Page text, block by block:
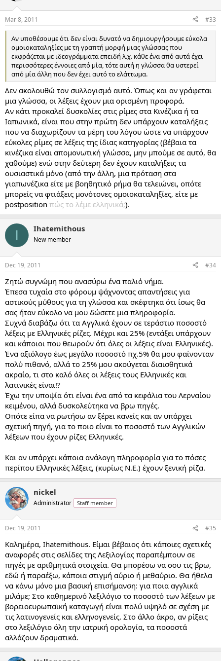
Mar 8, 2011 #33
Αν υποθέσουμε ότι δεν είναι δυνατό να δημιουργήσουμε εύκολα
ομοιοκαταληξίες με τη γραπτή μορφή μιας γλώσσας που
εκφράζεται με ιδεογράμματα επειδή λ.χ. κάθε ένα από αυτά έχει
περισσότερες έννοιες από μία, τότε αυτή η γλώσσα θα υστερεί
από μία άλλη που δεν έχει αυτό το ελάττωμα.
Δεν ακολουθώ τον συλλογισμό αυτό. Όπως και αν γράφεται
μια γλώσσα, οι λέξεις έχουν μια ορισμένη προφορά.
Αν κάτι προκαλεί δυσκολίες στις ρίμες στα Κινέζικα ή τα
Ιαπωνικά, είναι που στην πρώτη δεν υπάρχουν καταλήξεις
που να διαχωρίζουν τα μέρη του λόγου ώστε να υπάρχουν
εύκολες ρίμες σε λέξεις της ίδιας κατηγορίας (βέβαια τα
κινέζικα είναι απομονωτική γλώσσα, μην μπούμε σε αυτό, θα
χαθούμε) ενώ στην δεύτερη δεν έχουν καταλήξεις τα
ουσιαστικά μόνο (από την άλλη, μια πρόταση στα
γιαπωνέζικα είτε με βοηθητικό ρήμα θα τελειώνει, οπότε
μπορείς να φτιάξεις μονότονες ομοιοκαταληξίες, είτε με
postposition πώς το λέμε ελληνικά;).
I Ihatemithous
New member
Dec 19, 2011 #34
Ζητώ συγνώμη που ανασύρω ένα παλιό νήμα.
Έπεσα τυχαία στο φόρουμ ψάχνοντας απαντήσεις για
αστικούς μύθους για τη γλώσσα και σκέφτηκα ότι ίσως θα
σας ήταν εύκολο να μου δώσετε μια πληροφορία.
Συχνά διαβάζω ότι τα Αγγλικά έχουν σε τεράστιο ποσοστό
λέξεις με Ελληνικές ρίζες. Μέχρι και 25% (εντάξει υπάρχουν
και κάποιοι που θεωρούν ότι όλες οι λέξεις είναι Ελληνικές).
Ένα αξιόλογο έως μεγάλο ποσοστό πχ.5% θα μου φαίνονταν
πολύ πιθανό, αλλά το 25% μου ακούγεται διαισθητικά
ακραίο, τι στο καλό όλες οι λέξεις τους Ελληνικές και
λατινικές είναι!?
Έχω την υποψία ότι είναι ένα από τα κεφάλια του Λερναίου
κειμένου, αλλά δυσκολεύτηκα να βρω πηγές.
Οπότε είπα να ρωτήσω αν ξέρει κανείς και αν υπάρχει
σχετική πηγή, για το ποιο είναι το ποσοστό των Αγγλικών
λέξεων που έχουν ρίζες Ελληνικές.
Και αν υπάρχει κάποια ανάλογη πληροφορία για το πόσες
περίπου Ελληνικές λέξεις, (κυρίως Ν.Ε.) έχουν ξενική ρίζα.
nickel
Administrator Staff member
Dec 19, 2011 #35
Καλημέρα, Ihatemithous. Είμαι βέβαιος ότι κάποιες σχετικές
αναφορές στις σελίδες της Λεξιλογίας παραπέμπουν σε
πηγές με αριθμητικά στοιχεία. Θα μπορέσω να σου τις βρω,
εδώ ή παραέξω, κάποια στιγμή αύριο ή μεθαύριο. Θα ήθελα
να κάνω μόνο μια βασική επισήμανση: για ποια αγγλικά
μιλάμε; Στο καθημερινό λεξιλόγιο το ποσοστό των λέξεων με
βορειοευρωπαϊκή καταγωγή είναι πολύ υψηλό σε σχέση με
τις λατινογενείς και ελληνογενείς. Στο άλλο άκρο, αν ρίξεις
στο λεξιλόγιο όλη την ιατρική ορολογία, τα ποσοστά
αλλάζουν δραματικά.